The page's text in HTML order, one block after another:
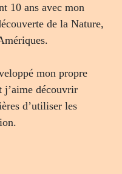
10 ans avec mon
de la Nature,
mon propre
j’aime découvrir
d’utiliser les